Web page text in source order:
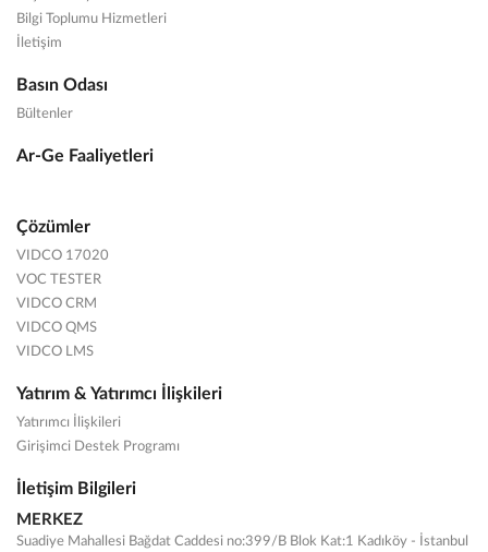
Bilgi Toplumu Hizmetleri
İletişim
Basın Odası
Bültenler
Ar-Ge Faaliyetleri
Çözümler
VIDCO 17020
VOC TESTER
VIDCO CRM
VIDCO QMS
VIDCO LMS
Yatırım & Yatırımcı İlişkileri
Yatırımcı İlişkileri
Girişimci Destek Programı
İletişim Bilgileri
MERKEZ
Suadiye Mahallesi Bağdat Caddesi no:399/B Blok Kat:1 Kadıköy - İstanbul